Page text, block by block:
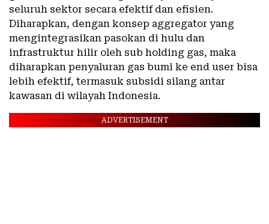
seluruh sektor secara efektif dan efisien.
Diharapkan, dengan konsep aggregator yang
mengintegrasikan pasokan di hulu dan
infrastruktur hilir oleh sub holding gas, maka
diharapkan penyaluran gas bumi ke end user bisa
lebih efektif, termasuk subsidi silang antar
kawasan di wilayah Indonesia.
ADVERTISEMENT